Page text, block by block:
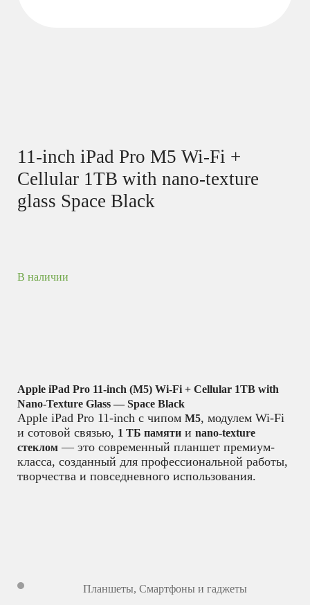
11-inch iPad Pro M5 Wi-Fi +
Cellular 1TB with nano-texture
glass Space Black
В наличии
Apple iPad Pro 11-inch (M5) Wi-Fi + Cellular 1TB with
Nano-Texture Glass — Space Black
Apple iPad Pro 11-inch с чипом M5, модулем Wi-Fi
и сотовой связью, 1 ТБ памяти и nano-texture
стеклом — это современный планшет премиум-
класса, созданный для профессиональной работы,
творчества и повседневного использования.
Планшеты, Смартфоны и гаджеты